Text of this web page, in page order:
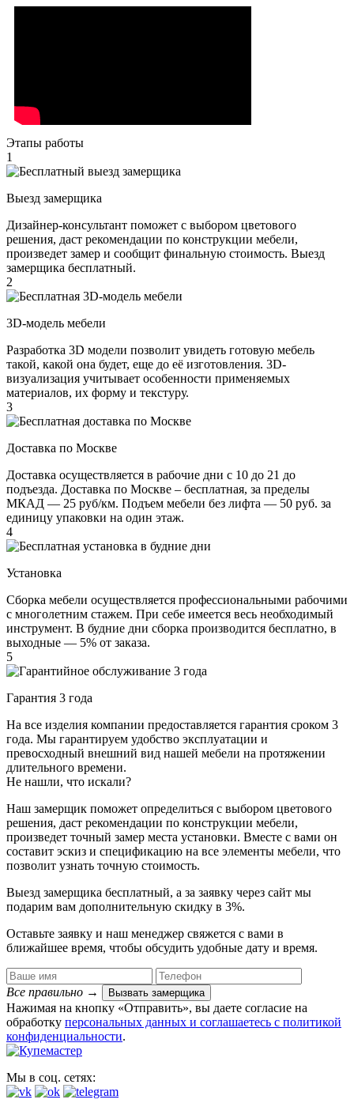
Этапы работы
1
Выезд замерщика
Дизайнер-консультант поможет с выбором цветового
решения, даст рекомендации по конструкции мебели,
произведет замер и сообщит финальную стоимость. Выезд
замерщика бесплатный.
2
3D-модель мебели
Разработка 3D модели позволит увидеть готовую мебель
такой, какой она будет, еще до её изготовления. 3D-
визуализация учитывает особенности применяемых
материалов, их форму и текстуру.
3
Доставка по Москве
Доставка осуществляется в рабочие дни с 10 до 21 до
подъезда. Доставка по Москве – бесплатная, за пределы
МКАД — 25 руб/км. Подъем мебели без лифта — 50 руб. за
единицу упаковки на один этаж.
4
Установка
Сборка мебели осуществляется профессиональными рабочими
с многолетним стажем. При себе имеется весь необходимый
инструмент. В будние дни сборка производится бесплатно, в
выходные — 5% от заказа.
5
Гарантия 3 года
На все изделия компании предоставляется гарантия сроком 3
года. Мы гарантируем удобство эксплуатации и
превосходный внешний вид нашей мебели на протяжении
длительного времени.
Не нашли, что искали?
Наш замерщик поможет определиться с выбором цветового
решения, даст рекомендации по конструкции мебели,
произведет точный замер места установки. Вместе с вами он
составит эскиз и спецификацию на все элементы мебели, что
позволит узнать точную стоимость.
Выезд замерщика бесплатный, а за заявку через сайт мы
подарим вам дополнительную скидку в 3%.
Оставьте заявку и наш менеджер свяжется с вами в
ближайшее время, чтобы обсудить удобные дату и время.
Все правильно → Вызвать замерщика
Нажимая на кнопку «Отправить», вы даете согласие на
обработку персональных данных​ и соглашаетесь c политикой
конфиденциальности.
Мы в соц. сетях: